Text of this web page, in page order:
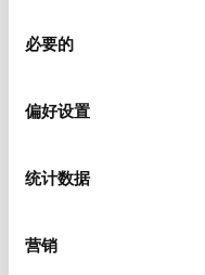
必要的
偏好设置
统计数据
营销